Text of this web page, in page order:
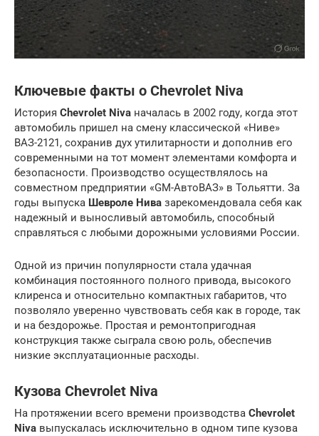
Ключевые факты о Chevrolet Niva
История Chevrolet Niva началась в 2002 году, когда этот
автомобиль пришел на смену классической «Ниве»
ВАЗ-2121, сохранив дух утилитарности и дополнив его
современными на тот момент элементами комфорта и
безопасности. Производство осуществлялось на
совместном предприятии «GM-АвтоВАЗ» в Тольятти. За
годы выпуска Шевроле Нива зарекомендовала себя как
надежный и выносливый автомобиль, способный
справляться с любыми дорожными условиями России.
Одной из причин популярности стала удачная
комбинация постоянного полного привода, высокого
клиренса и относительно компактных габаритов, что
позволяло уверенно чувствовать себя как в городе, так
и на бездорожье. Простая и ремонтопригодная
конструкция также сыграла свою роль, обеспечив
низкие эксплуатационные расходы.
Кузова Chevrolet Niva
На протяжении всего времени производства Chevrolet
Niva выпускалась исключительно в одном типе кузова